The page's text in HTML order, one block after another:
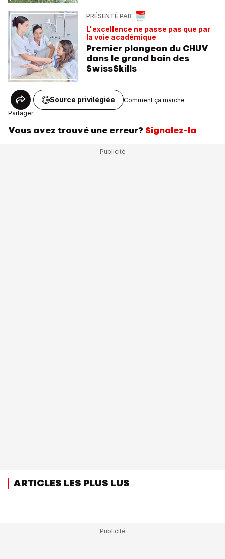
PRÉSENTÉ PAR
L'excellence ne passe pas que par
la voie académique
Premier plongeon du CHUV
dans le grand bain des
SwissSkills
Partager
Source privilégiée Comment ça marche
Vous avez trouvé une erreur? Signalez-la
ARTICLES LES PLUS LUS